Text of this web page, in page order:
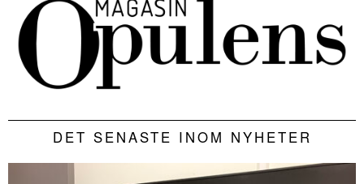
DET SENASTE INOM NYHETER